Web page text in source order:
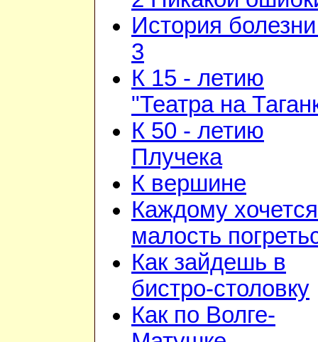
История
3
К 15 - летию
"Театра на
К 50 - летию
Плучека
К вершине
Каждому хочется
малость
Как зайдешь в
бистро-столовку
Как по Волге-